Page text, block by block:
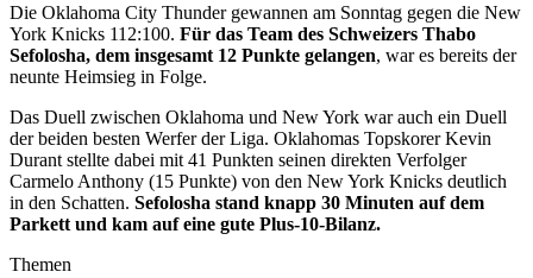
Die Oklahoma City Thunder gewannen am Sonntag gegen die New
York Knicks 112:100. Für das Team des Schweizers Thabo
Sefolosha, dem insgesamt 12 Punkte gelangen, war es bereits der
neunte Heimsieg in Folge.
Das Duell zwischen Oklahoma und New York war auch ein Duell
der beiden besten Werfer der Liga. Oklahomas Topskorer Kevin
Durant stellte dabei mit 41 Punkten seinen direkten Verfolger
Carmelo Anthony (15 Punkte) von den New York Knicks deutlich
in den Schatten. Sefolosha stand knapp 30 Minuten auf dem
Parkett und kam auf eine gute Plus-10-Bilanz.
Themen